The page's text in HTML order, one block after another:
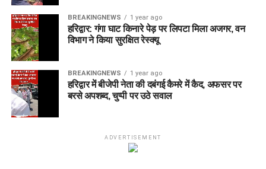
BREAKINGNEWS 1 year ago
हरिद्वार: गंगा घाट किनारे पेड़ पर लिपटा मिला अजगर, वन
विभाग ने किया सुरक्षित रेस्क्यू
BREAKINGNEWS 1 year ago
हरिद्वार में बीजेपी नेता की दबंगई कैमरे में कैद, अफसर पर
बरसे अपशब्द, चुप्पी पर उठे सवाल
ADVERTISEMENT